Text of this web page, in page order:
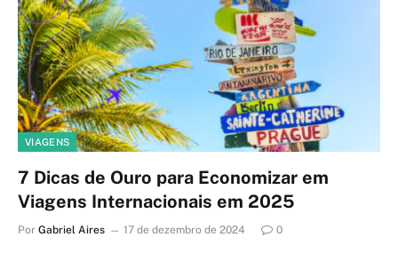
VIAGENS
7 Dicas de Ouro para Economizar em
Viagens Internacionais em 2025
Por Gabriel Aires 17 de dezembro de 2024 0